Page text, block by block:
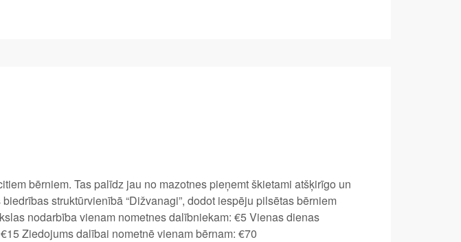
bērniem. Tas palīdz jau no mazotnes pieņemt škietami atšķirīgo un
struktūrvienībā “Dižvanagi”, dodot iespēju pilsētas bērniem
nodarbība vienam nometnes dalībniekam: €5 Vienas dienas
Ziedojums dalībai nometnē vienam bērnam: €70